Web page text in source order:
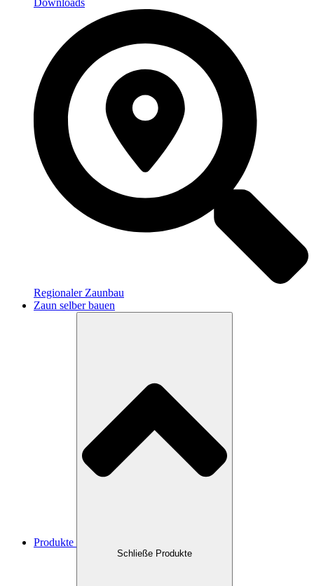
Downloads
Regionaler Zaunbau
Zaun selber bauen
Produkte
Schließe Produkte